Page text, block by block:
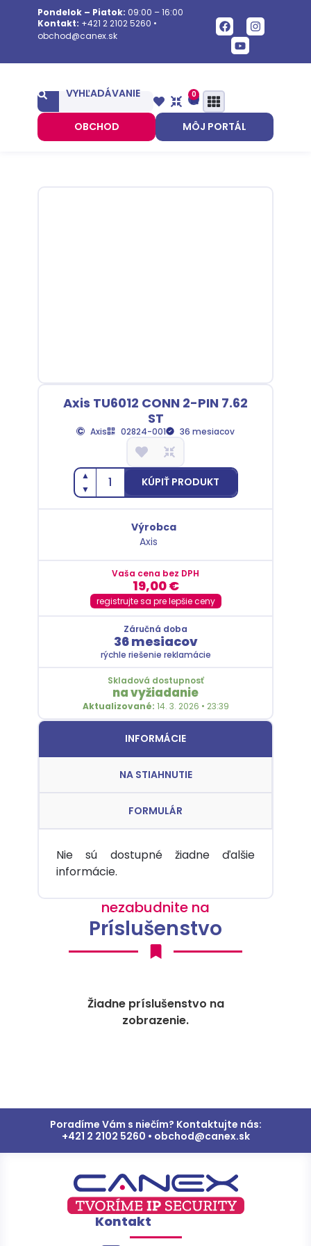
Pondelok – Piatok: 09:00 – 16:00
Kontakt: +421 2 2102 5260 •
obchod@canex.sk
VYHĽADÁVANIE 0
OBCHOD MÔJ PORTÁL
Axis TU6012 CONN 2-PIN 7.62
ST
Axis 02824-001 36 mesiacov
▲
▼
KÚPIŤ PRODUKT
Výrobca
Axis
Vaša cena bez DPH
19,00€
registrujte sa pre lepšie ceny
Záručná doba
36 mesiacov
rýchle riešenie reklamácie
Skladová dostupnosť
na vyžiadanie
Aktualizované: 14. 3. 2026 • 23:39
INFORMÁCIE
NA STIAHNUTIE
FORMULÁR
Nie sú dostupné žiadne ďalšie
informácie.
nezabudnite na
Príslušenstvo
Žiadne príslušenstvo na
zobrazenie.
Poradíme Vám s niečím? Kontaktujte nás:
+421 2 2102 5260 • obchod@canex.sk
Kontakt